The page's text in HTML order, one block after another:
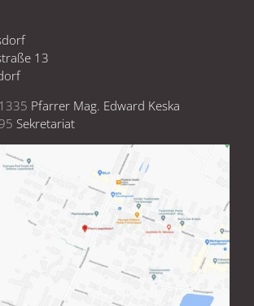
13
Pfarrer Mag. Edward Keska
Sekretariat